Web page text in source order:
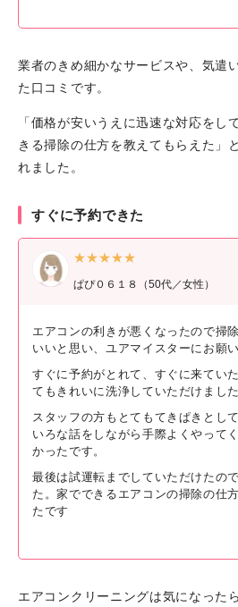
業者のきめ細かなサービスや、気遣
た口コミです。
「価格が安いうえに迅速な対応をし
きる掃除の仕方を教えてもらえた」
れました。
すぐに予約できた
★★★★★
ぱぴ０６１８（50代／女性）
エアコンの利きが悪くなったので掃
いいと思い、ユアマイスターにお願
すぐに予約がとれて、すぐに来てい
てもきれいに洗浄していただけました
スタッフの方もとてもてきぱきとし
いろな話をしながら手際よくやって
かったです。
最後は試運転までしていただけたの
た。家でできるエアコンの掃除の仕
たです
エアコンクリーニングは気になった